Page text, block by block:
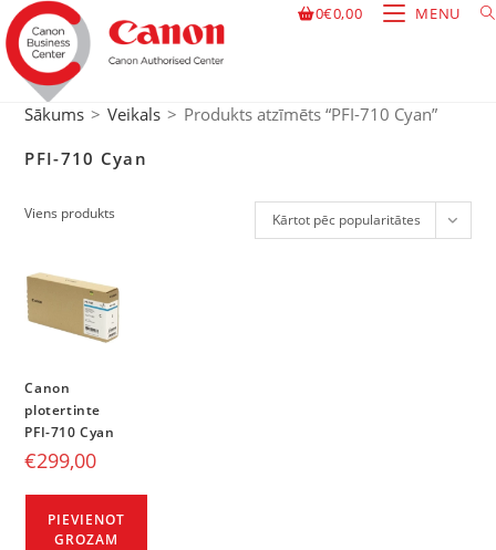
0€0,00 MENU
Sākums > Veikals > Produkts atzīmēts “PFI-710 Cyan”
PFI-710 Cyan
Viens produkts Kārtot pēc popularitātes
Canon
plotertinte
PFI-710 Cyan
€299,00
PIEVIENOT
GROZAM